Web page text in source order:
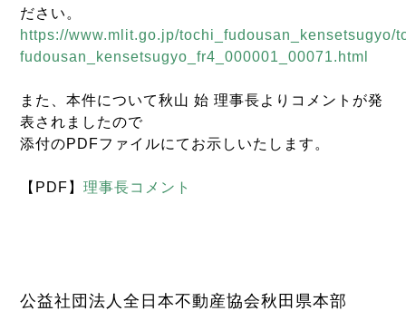
ださい。
https://www.mlit.go.jp/tochi_fudousan_kensetsugyo/
fudousan_kensetsugyo_fr4_000001_00071.html
また、本件について秋山 始 理事長よりコメントが発
表されましたので
添付のPDFファイルにてお示しいたします。
【PDF】理事長コメント
公益社団法人全日本不動産協会秋田県本部